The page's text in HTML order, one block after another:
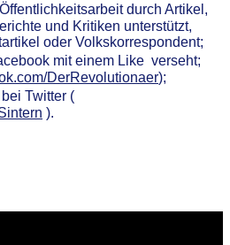
durch Artikel,
und Kritiken unterstützt,
oder Volkskorrespondent;
mit einem Like verseht;
DerRevolutionaer);
Twitter (
).